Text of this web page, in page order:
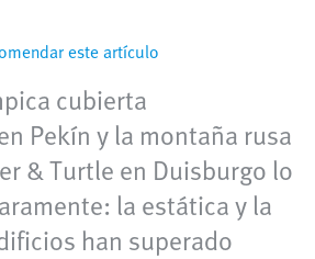
este artículo
cubierta
Pekín y la montaña rusa
& Turtle en Duisburgo lo
la estática y la
han superado